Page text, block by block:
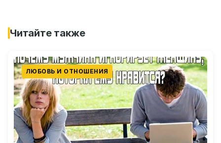
Читайте также
ЛЮБОВЬ И ОТНОШЕНИЯ